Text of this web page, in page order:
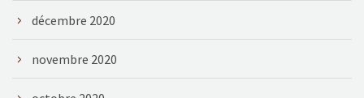
décembre 2020
novembre 2020